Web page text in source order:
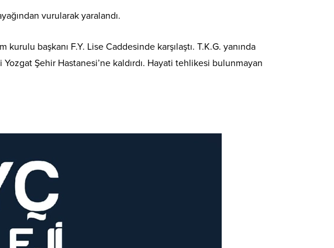
vurularak yaralandı.
başkanı F.Y. Lise Caddesinde karşılaştı. T.K.G. yanında
Şehir Hastanesi’ne kaldırdı. Hayati tehlikesi bulunmayan